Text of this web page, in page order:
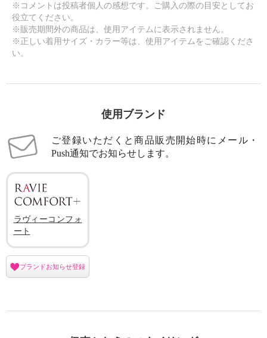
※コメントは投稿者個人の感想です。ご購入の際の目安としてお
役立てください。
※販売期間外の商品は、使用アイテムに表示されません。
※正しい着用サイズ・カラー等は、使用アイテムをご確認くださ
い。
使用ブランド
ご登録いただくと商品販売開始時にメール・
Push通知でお知らせします。
ラヴィーコンフォ
ート
ブランドお知らせ登録